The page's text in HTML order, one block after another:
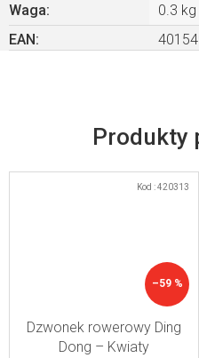
Produkty
–59 %
Dzwonek rowerowy Ding
Dong – Kwiaty
Kod :420313
Waga:
0.3 kg
EAN: